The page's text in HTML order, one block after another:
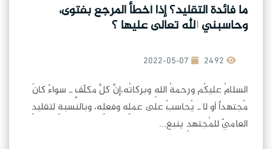
ما فائدة التقليد؟ إذا أخطأ المرجع بفتوى،
وحاسبني الله تعالى عليها ؟
2022-05-07
السلامُ عليكُم ورحمةُ اللهِ وبركاتُه،إنَّ كلَّ مكلّفٍ ـ سواءٌ كانَ
مُجتهداً أو لا ـ يُحاسبُ على عملِه وفعلِه، وبالنسبةِ لتقليدِ
العاميّ للمُجتهدِ ينبغ...